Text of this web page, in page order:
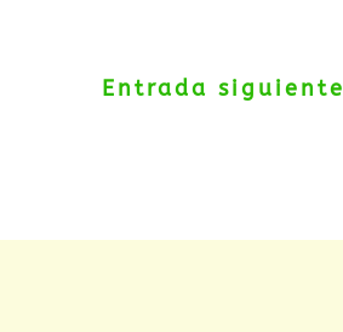
Entrada siguiente